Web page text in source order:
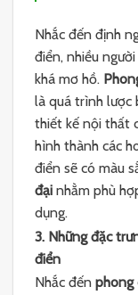
Nhắc đến định
điển, nhiều
khá mơ hồ.
là quá trình lược
thiết kế nội thất
hình thành các
điển sẽ có màu
đại nhằm phù
dụng.
3. Những đặc
điển
Nhắc đến phong